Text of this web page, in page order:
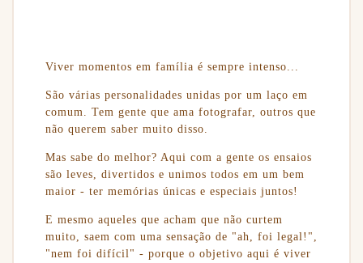
Viver momentos em família é sempre intenso...
São várias personalidades unidas por um laço em
comum. Tem gente que ama fotografar, outros que
não querem saber muito disso.
Mas sabe do melhor? Aqui com a gente os ensaios
são leves, divertidos e unimos todos em um bem
maior - ter memórias únicas e especiais juntos!
E mesmo aqueles que acham que não curtem
muito, saem com uma sensação de "ah, foi legal!",
"nem foi difícil" - porque o objetivo aqui é viver